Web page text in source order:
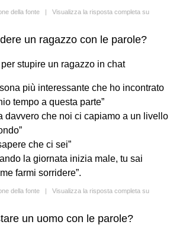
della fonte | Visualizza la risposta completa su
un ragazzo con le parole?
per stupire un ragazzo in chat
più interessante che ho incontrato
tempo a questa parte”
davvero che noi ci capiamo a un livello
che ci sei”
la giornata inizia male, tu sai
farmi sorridere”.
della fonte | Visualizza la risposta completa su
un uomo con le parole?